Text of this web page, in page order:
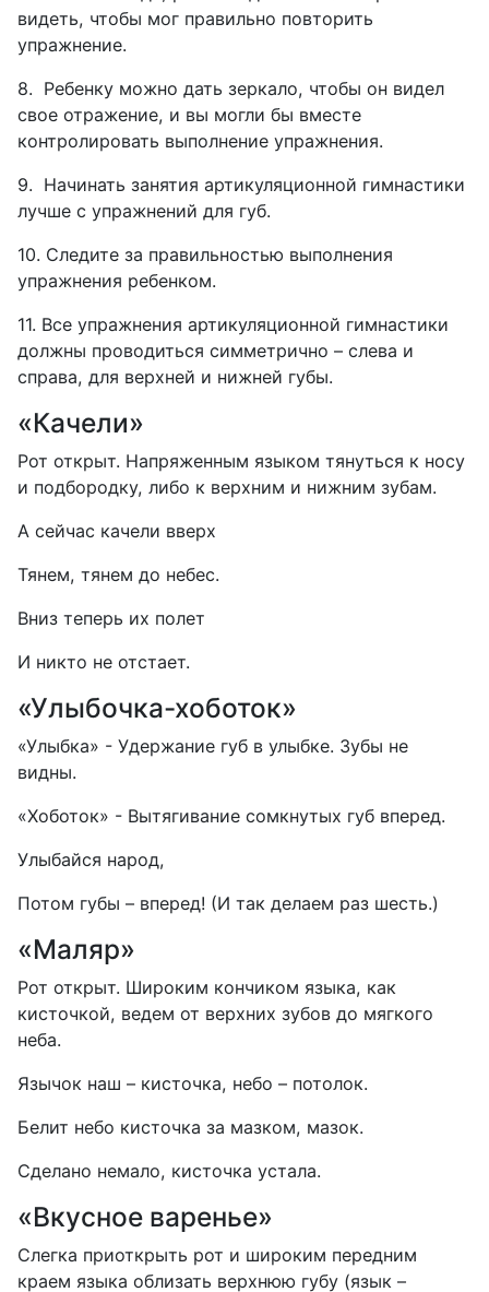
видеть, чтобы мог правильно повторить
упражнение.
8. Ребенку можно дать зеркало, чтобы он видел
свое отражение, и вы могли бы вместе
контролировать выполнение упражнения.
9. Начинать занятия артикуляционной гимнастики
лучше с упражнений для губ.
10. Следите за правильностью выполнения
упражнения ребенком.
11. Все упражнения артикуляционной гимнастики
должны проводиться симметрично – слева и
справа, для верхней и нижней губы.
«Качели»
Рот открыт. Напряженным языком тянуться к носу
и подбородку, либо к верхним и нижним зубам.
А сейчас качели вверх
Тянем, тянем до небес.
Вниз теперь их полет
И никто не отстает.
«Улыбочка-хоботок»
«Улыбка» - Удержание губ в улыбке. Зубы не
видны.
«Хоботок» - Вытягивание сомкнутых губ вперед.
Улыбайся народ,
Потом губы – вперед! (И так делаем раз шесть.)
«Маляр»
Рот открыт. Широким кончиком языка, как
кисточкой, ведем от верхних зубов до мягкого
неба.
Язычок наш – кисточка, небо – потолок.
Белит небо кисточка за мазком, мазок.
Сделано немало, кисточка устала.
«Вкусное варенье»
Слегка приоткрыть рот и широким передним
краем языка облизать верхнюю губу (язык –